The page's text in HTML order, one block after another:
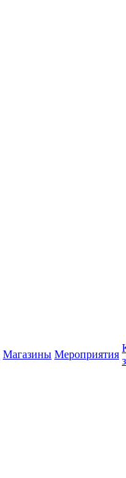
Магазины Мероприятия